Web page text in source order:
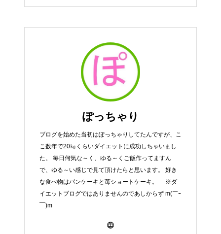
ぽっちゃり
ブログを始めた当初はぽっちゃりしてたんですが、こ
こ数年で20㎏くらいダイエットに成功しちゃいまし
た。 毎日何気な～く、ゆる～くご飯作ってますん
で、ゆる～い感じで見て頂けたらと思います。 好き
な食べ物はパンケーキと苺ショートケーキ。 ※ダ
イエットブログではありませんのであしからず m(￣ｰ
￣)m